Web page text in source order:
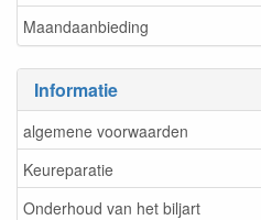
Maandaanbieding
Informatie
algemene voorwaarden
Keureparatie
Onderhoud van het biljart